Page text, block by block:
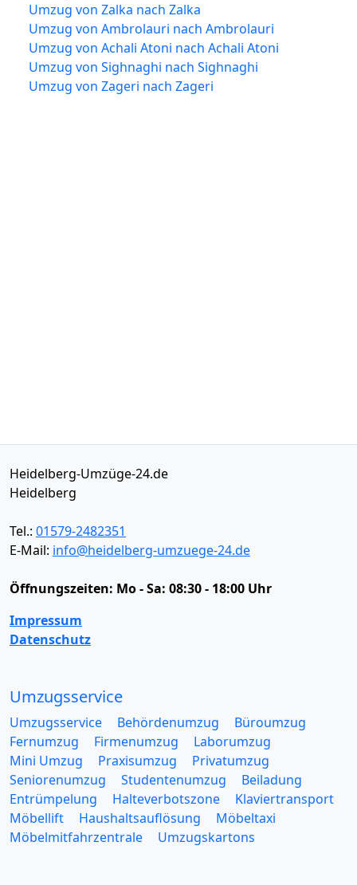
Umzug von Zalka nach Zalka
Umzug von Ambrolauri nach Ambrolauri
Umzug von Achali Atoni nach Achali Atoni
Umzug von Sighnaghi nach Sighnaghi
Umzug von Zageri nach Zageri
Heidelberg-Umzüge-24.de
Heidelberg
Tel.: 01579-2482351
E-Mail: info@heidelberg-umzuege-24.de
Öffnungszeiten: Mo - Sa: 08:30 - 18:00 Uhr
Impressum
Datenschutz
Umzugsservice
Umzugsservice Behördenumzug
Büroumzug
Fernumzug
Firmenumzug
Laborumzug
Mini Umzug
Praxisumzug
Privatumzug
Seniorenumzug
Studentenumzug
Beiladung
Entrümpelung
Halteverbotszone
Klaviertransport
Möbellift
Haushaltsauflösung
Möbeltaxi
Möbelmitfahrzentrale
Umzugskartons